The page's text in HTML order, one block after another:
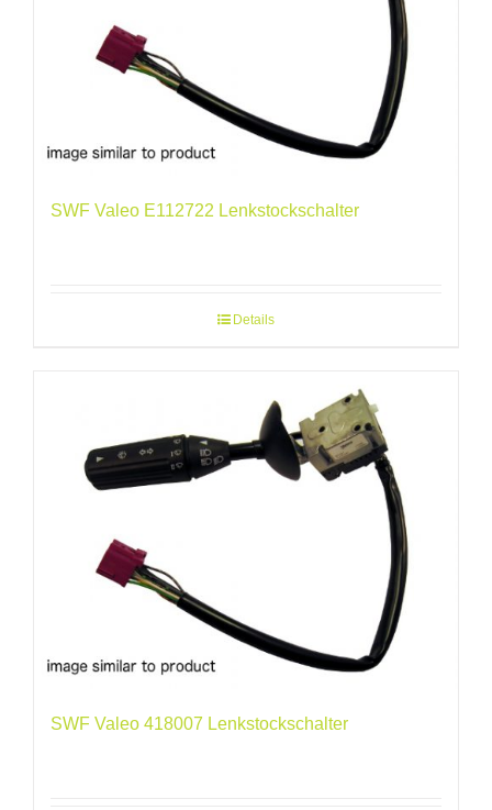
SWF Valeo E112722 Lenkstockschalter
Details
SWF Valeo 418007 Lenkstockschalter